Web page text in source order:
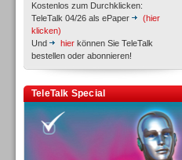
Kostenlos zum Durchklicken:
TeleTalk 04/26 als ePaper
(hier
klicken)
Und
hier können Sie TeleTalk
bestellen oder abonnieren!
TeleTalk Special